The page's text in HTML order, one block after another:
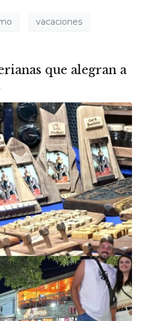
vacaciones
que alegran a